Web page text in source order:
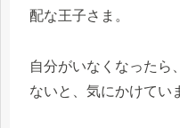
配な王子さま。
自分がいなくなったら
ないと、気にかけてい